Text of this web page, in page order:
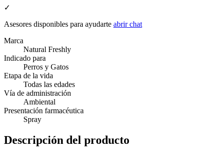
✓
Asesores disponibles para ayudarte abrir chat
Marca
Natural Freshly
Indicado para
Perros y Gatos
Etapa de la vida
Todas las edades
Vía de administración
Ambiental
Presentación farmacéutica
Spray
Descripción del producto